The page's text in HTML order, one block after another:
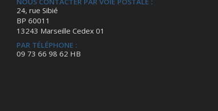
24, rue Sibié
BP 60011
13243 Marseille Cedex 01
PAR TÉLÉPHONE :
09 73 66 98 62 HB